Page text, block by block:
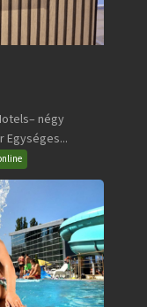
négy
Egységes...